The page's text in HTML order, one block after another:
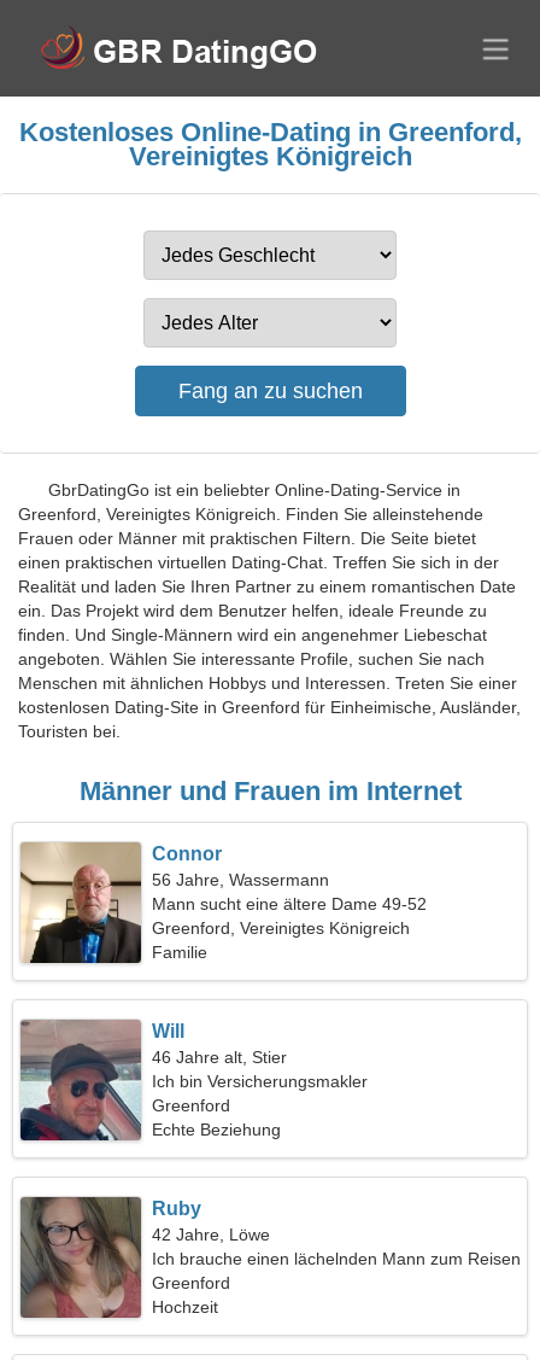
Kostenloses Online-Dating in Greenford,
Vereinigtes Königreich
GbrDatingGo ist ein beliebter Online-Dating-Service in
Greenford, Vereinigtes Königreich. Finden Sie alleinstehende
Frauen oder Männer mit praktischen Filtern. Die Seite bietet
einen praktischen virtuellen Dating-Chat. Treffen Sie sich in der
Realität und laden Sie Ihren Partner zu einem romantischen Date
ein. Das Projekt wird dem Benutzer helfen, ideale Freunde zu
finden. Und Single-Männern wird ein angenehmer Liebeschat
angeboten. Wählen Sie interessante Profile, suchen Sie nach
Menschen mit ähnlichen Hobbys und Interessen. Treten Sie einer
kostenlosen Dating-Site in Greenford für Einheimische, Ausländer,
Touristen bei.
Männer und Frauen im Internet
Connor
56 Jahre, Wassermann
Mann sucht eine ältere Dame 49-52
Greenford, Vereinigtes Königreich
Familie
Will
46 Jahre alt, Stier
Ich bin Versicherungsmakler
Greenford
Echte Beziehung
Ruby
42 Jahre, Löwe
Ich brauche einen lächelnden Mann zum Reisen
Greenford
Hochzeit